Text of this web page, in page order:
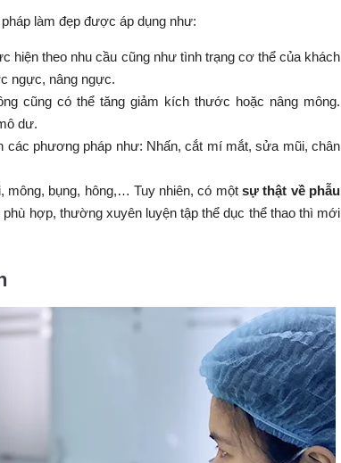
làm đẹp được áp dụng như:
hiện theo nhu cầu cũng như tình trạng cơ thể của khách
ngực, nâng ngực.
cũng có thể tăng giảm kích thước hoặc nâng mông.
dư.
các phương pháp như: Nhấn, cắt mí mắt, sửa mũi, chân
mông, bụng, hông,… Tuy nhiên, có mộtsự thật về phẫu
hợp, thường xuyên luyện tập thể dục thể thao thì mới